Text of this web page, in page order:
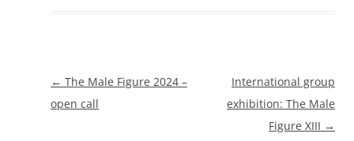
Beitragsnavigation
← The Male Figure 2024 –
open call
International group
exhibition: The Male
Figure XIII →